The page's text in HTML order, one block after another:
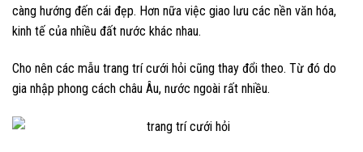
càng hướng đến cái đẹp. Hơn nữa việc giao lưu các nền văn hóa,
kinh tế của nhiều đất nước khác nhau.
Cho nên các mẫu trang trí cưới hỏi cũng thay đổi theo. Từ đó do
gia nhập phong cách châu Âu, nước ngoài rất nhiều.